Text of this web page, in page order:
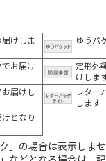
けしま
ゆうパ
お届け
定形外
けしま
届けし
レター
します
となり
」の場合は表示しま